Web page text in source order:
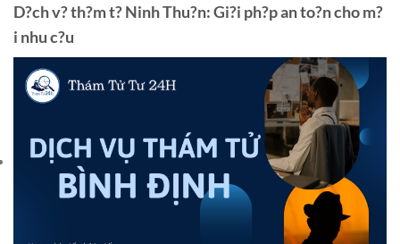
D?ch v? th?m t? Ninh Thu?n: Gi?i ph?p an to?n cho m?
i nhu c?u